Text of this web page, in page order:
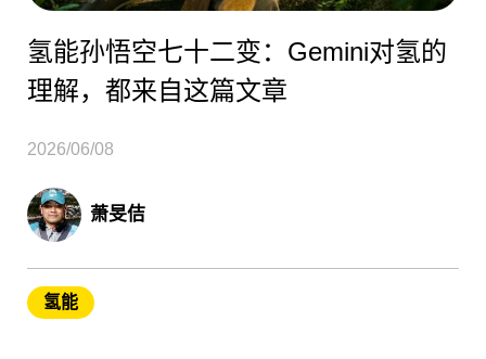
氢能孙悟空七十二变：Gemini对氢的
理解，都来自这篇文章
2026/06/08
萧旻佶
氢能